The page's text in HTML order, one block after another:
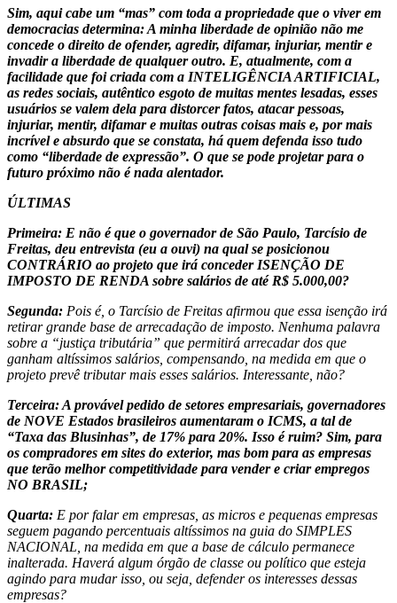
Sim, aqui cabe um “mas” com toda a propriedade que o viver em
democracias determina: A minha liberdade de opinião não me
concede o direito de ofender, agredir, difamar, injuriar, mentir e
invadir a liberdade de qualquer outro. E, atualmente, com a
facilidade que foi criada com a INTELIGÊNCIA ARTIFICIAL,
as redes sociais, autêntico esgoto de muitas mentes lesadas, esses
usuários se valem dela para distorcer fatos, atacar pessoas,
injuriar, mentir, difamar e muitas outras coisas mais e, por mais
incrível e absurdo que se constata, há quem defenda isso tudo
como “liberdade de expressão”. O que se pode projetar para o
futuro próximo não é nada alentador.
ÚLTIMAS
Primeira: E não é que o governador de São Paulo, Tarcísio de
Freitas, deu entrevista (eu a ouvi) na qual se posicionou
CONTRÁRIO ao projeto que irá conceder ISENÇÃO DE
IMPOSTO DE RENDA sobre salários de até R$ 5.000,00?
Segunda: Pois é, o Tarcísio de Freitas afirmou que essa isenção irá
retirar grande base de arrecadação de imposto. Nenhuma palavra
sobre a “justiça tributária” que permitirá arrecadar dos que
ganham altíssimos salários, compensando, na medida em que o
projeto prevê tributar mais esses salários. Interessante, não?
Terceira: A provável pedido de setores empresariais, governadores
de NOVE Estados brasileiros aumentaram o ICMS, a tal de
“Taxa das Blusinhas”, de 17% para 20%. Isso é ruim? Sim, para
os compradores em sites do exterior, mas bom para as empresas
que terão melhor competitividade para vender e criar empregos
NO BRASIL;
Quarta: E por falar em empresas, as micros e pequenas empresas
seguem pagando percentuais altíssimos na guia do SIMPLES
NACIONAL, na medida em que a base de cálculo permanece
inalterada. Haverá algum órgão de classe ou político que esteja
agindo para mudar isso, ou seja, defender os interesses dessas
empresas?